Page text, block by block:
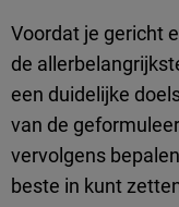
Voordat je gericht
de
een duidelijke
van de
vervolgens
beste in kunt